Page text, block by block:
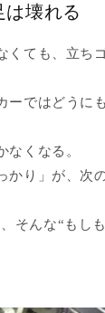
は壊れる
くても、立ち
ーではどうに
なくなる。
かり」が、次
そんな“もし